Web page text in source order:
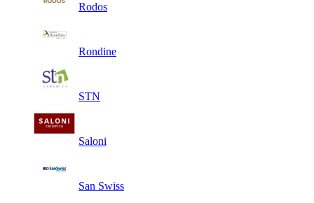
Rodos
Rondine
STN
Saloni
San Swiss